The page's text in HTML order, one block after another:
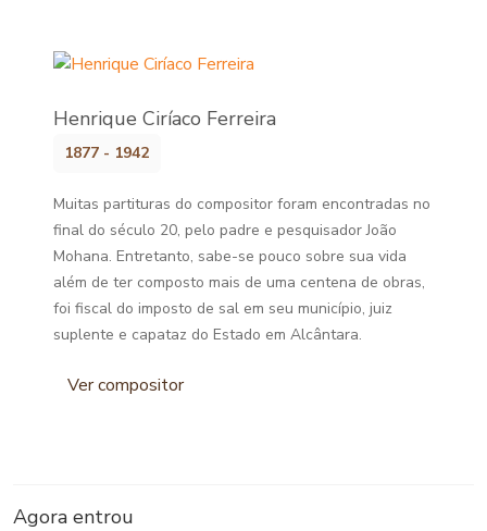
Henrique Ciríaco Ferreira
1877 - 1942
Muitas partituras do compositor foram encontradas no
final do século 20, pelo padre e pesquisador João
Mohana. Entretanto, sabe-se pouco sobre sua vida
além de ter composto mais de uma centena de obras,
foi fiscal do imposto de sal em seu município, juiz
suplente e capataz do Estado em Alcântara.
Ver compositor
Agora entrou